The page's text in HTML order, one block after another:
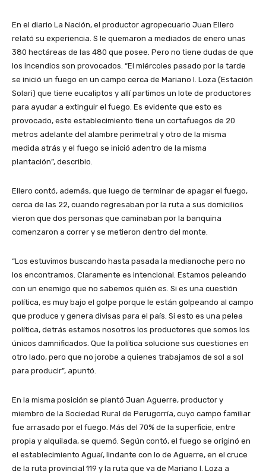
En el diario La Nación, el productor agropecuario Juan Ellero
relató su experiencia. S le quemaron a mediados de enero unas
380 hectáreas de las 480 que posee. Pero no tiene dudas de que
los incendios son provocados. “El miércoles pasado por la tarde
se inició un fuego en un campo cerca de Mariano I. Loza (Estación
Solari) que tiene eucaliptos y allí partimos un lote de productores
para ayudar a extinguir el fuego. Es evidente que esto es
provocado, este establecimiento tiene un cortafuegos de 20
metros adelante del alambre perimetral y otro de la misma
medida atrás y el fuego se inició adentro de la misma
plantación”, describio.
Ellero contó, además, que luego de terminar de apagar el fuego,
cerca de las 22, cuando regresaban por la ruta a sus domicilios
vieron que dos personas que caminaban por la banquina
comenzaron a correr y se metieron dentro del monte.
“Los estuvimos buscando hasta pasada la medianoche pero no
los encontramos. Claramente es intencional. Estamos peleando
con un enemigo que no sabemos quién es. Si es una cuestión
política, es muy bajo el golpe porque le están golpeando al campo
que produce y genera divisas para el país. Si esto es una pelea
política, detrás estamos nosotros los productores que somos los
únicos damnificados. Que la política solucione sus cuestiones en
otro lado, pero que no jorobe a quienes trabajamos de sol a sol
para producir”, apuntó.
En la misma posición se plantó Juan Aguerre, productor y
miembro de la Sociedad Rural de Perugorría, cuyo campo familiar
fue arrasado por el fuego. Más del 70% de la superficie, entre
propia y alquilada, se quemó. Según contó, el fuego se originó en
el establecimiento Aguaí, lindante con lo de Aguerre, en el cruce
de la ruta provincial 119 y la ruta que va de Mariano I. Loza a